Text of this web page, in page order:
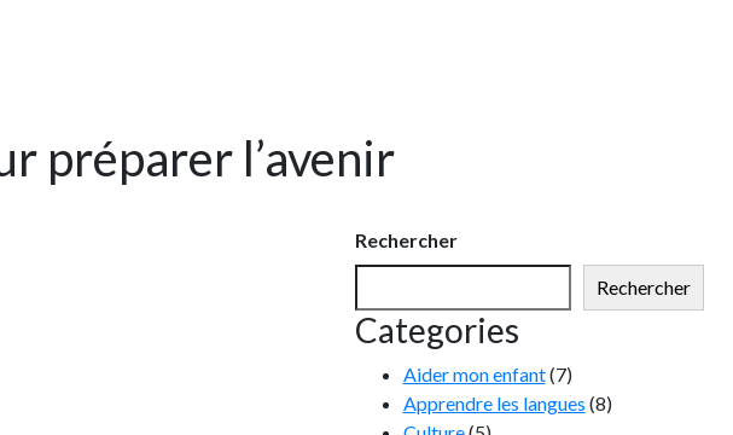
préparer l’avenir
Rechercher
Rechercher
Categories
Aider mon enfant(7)
Apprendre les langues (8)